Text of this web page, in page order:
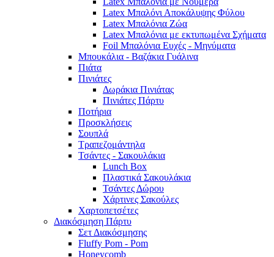
Latex Μπαλόνι Αποκάλυψης Φύλου
Latex Μπαλόνια Ζώα
Latex Μπαλόνια με εκτυπωμένα Σχήματα
Foil Μπαλόνια Ευχές - Μηνύματα
Μπουκάλια - Βαζάκια Γυάλινα
Πιάτα
Πινιάτες
Δωράκια Πινιάτας
Πινιάτες Πάρτυ
Ποτήρια
Προσκλήσεις
Σουπλά
Τραπεζομάντηλα
Τσάντες - Σακουλάκια
Lunch Box
Πλαστικά Σακουλάκια
Τσάντες Δώρου
Χάρτινες Σακούλες
Χαρτοπετσέτες
Διακόσμηση Πάρτυ
Σετ Διακόσμησης
Fluffy Pom - Pom
Honeycomb